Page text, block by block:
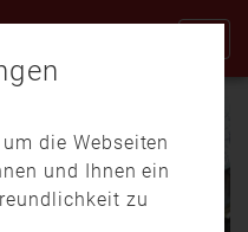
die Webseiten
und Ihnen ein
zu